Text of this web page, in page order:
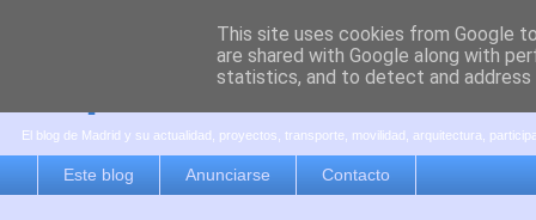
es por madrid
El blog de Madrid y su actualidad, proyectos, transporte, movilidad, arquitectura,
Este blog Anunciarse Contacto
This site uses cookies from Google
are shared with Google along with
statistics, and to detect and address